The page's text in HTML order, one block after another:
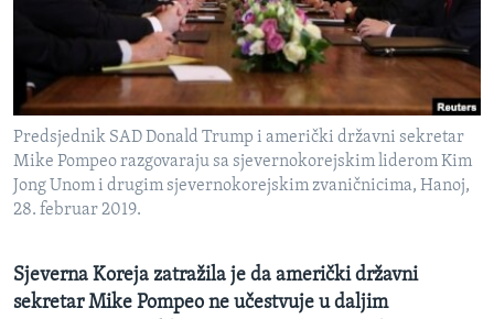
O GLASU AMERIKE
Learning English
PRATITE NAS
Jezici
Predsjednik SAD Donald Trump i američki državni sekretar
Mike Pompeo razgovaraju sa sjevernokorejskim liderom Kim
Jong Unom i drugim sjevernokorejskim zvaničnicima, Hanoj,
28. februar 2019.
Sjeverna Koreja zatražila je da američki državni
sekretar Mike Pompeo ne učestvuje u daljim